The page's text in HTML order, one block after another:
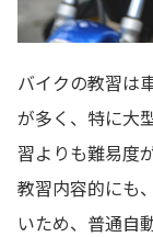
バイクの教習は
が多く、特に大
習よりも難易度
教習内容的にも
いため、普通自